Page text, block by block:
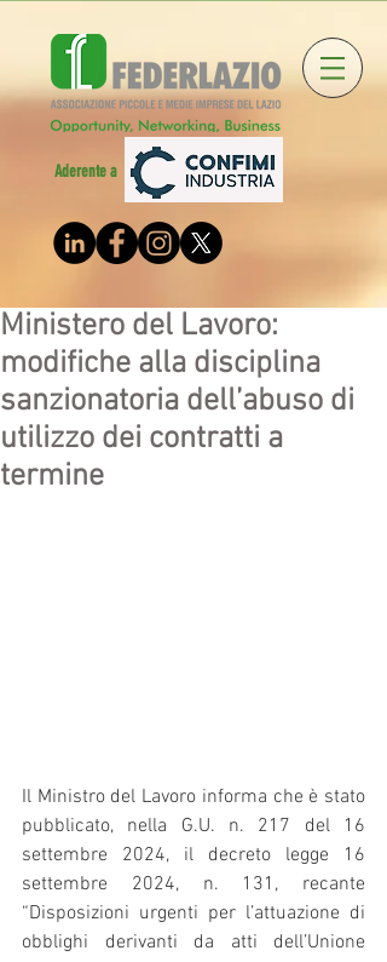
Aderente a
Ministero del Lavoro:
modifiche alla disciplina
sanzionatoria dell’abuso di
utilizzo dei contratti a
termine
Il Ministro del Lavoro informa che è stato
pubblicato, nella G.U. n. 217 del 16
settembre 2024, il decreto legge 16
settembre 2024, n. 131, recante
“Disposizioni urgenti per l’attuazione di
obblighi derivanti da atti dell’Unione